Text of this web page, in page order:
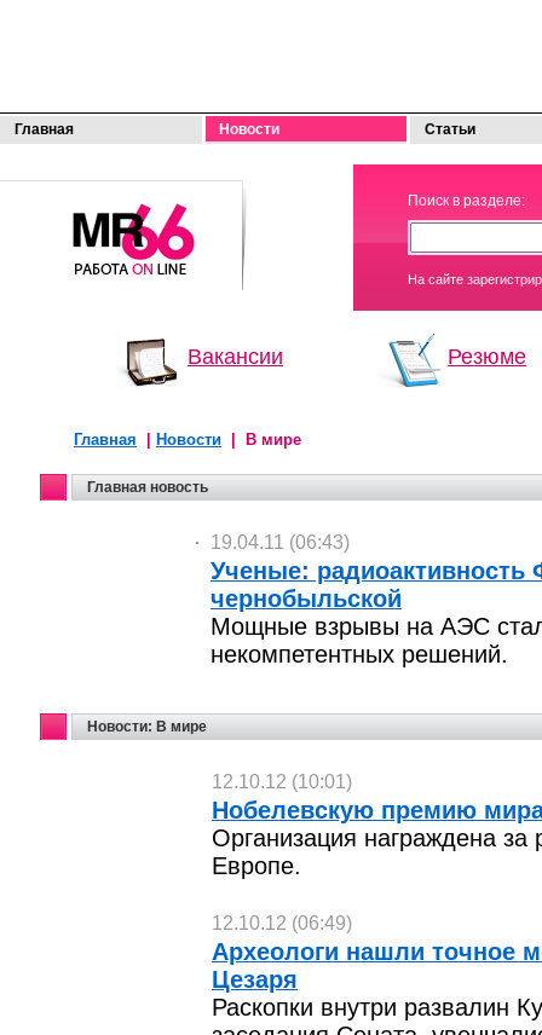
Главная Новости Статьи
МОЯ
РАБОТА
Поиск в разделе:
На сайте
Вакансии Резюме
Главная Новости | В мире
Главная новость
19.04.11 (06:43)
Ученые:
чернобыльской
Мощные взрывы на АЭС
некомпетентных решений.
Новости: В мире
12.10.12 (10:01)
Нобелевскую премию
Организация награждена за
Европе.
12.10.12 (06:49)
Археологи нашли точное
Цезаря
Раскопки внутри развалин